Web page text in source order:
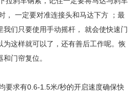
， 一定要对准连接头和马达下方 ；最
我们只要使用手动摇杆， 就会使快速门
为这样就可以了，还有善后工作呢。恢
门帘复位。
要求有0.6-1.5米/秒的开启速度确保快